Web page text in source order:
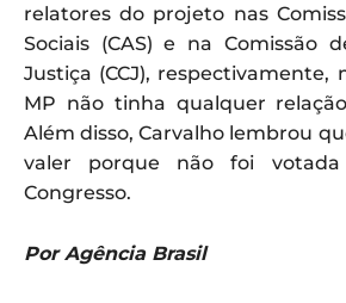
relatores do projeto nas
Sociais (CAS) e na Comissão
Justiça (CCJ), respectivamente,
MP não tinha qualquer
Além disso, Carvalho lembrou
valer porque não foi
Congresso.
Por Agência Brasil